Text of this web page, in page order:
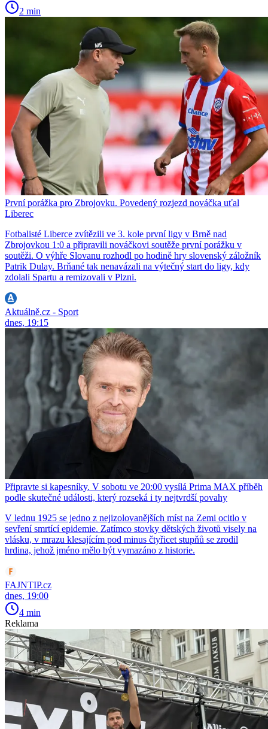
2 min
První porážka pro Zbrojovku. Povedený rozjezd nováčka uťal
Liberec
Fotbalisté Liberce zvítězili ve 3. kole první ligy v Brně nad
Zbrojovkou 1:0 a připravili nováčkovi soutěže první porážku v
soutěži. O výhře Slovanu rozhodl po hodině hry slovenský záložník
Patrik Dulay. Brňané tak nenavázali na výtečný start do ligy, kdy
zdolali Spartu a remizovali v Plzni.
Aktuálně.cz - Sport
dnes, 19:15
Připravte si kapesníky. V sobotu ve 20:00 vysílá Prima MAX příběh
podle skutečné události, který rozseká i ty nejtvrdší povahy
V lednu 1925 se jedno z nejizolovanějších míst na Zemi ocitlo v
sevření smrtící epidemie. Zatímco stovky dětských životů visely na
vlásku, v mrazu klesajícím pod minus čtyřicet stupňů se zrodil
hrdina, jehož jméno mělo být vymazáno z historie.
FAJNTIP.cz
dnes, 19:00
4 min
Reklama